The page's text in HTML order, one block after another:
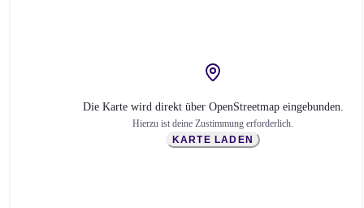
Die Karte wird direkt über OpenStreetmap eingebunden.
Hierzu ist deine Zustimmung erforderlich.
KARTE LADEN